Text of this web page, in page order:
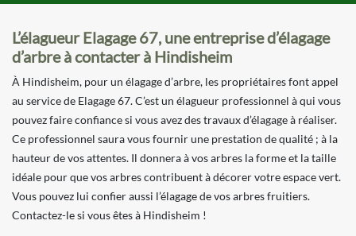
L’élagueur Elagage 67, une entreprise d’élagage
d’arbre à contacter à Hindisheim
À Hindisheim, pour un élagage d’arbre, les propriétaires font appel
au service de Elagage 67. C’est un élagueur professionnel à qui vous
pouvez faire confiance si vous avez des travaux d’élagage à réaliser.
Ce professionnel saura vous fournir une prestation de qualité ; à la
hauteur de vos attentes. Il donnera à vos arbres la forme et la taille
idéale pour que vos arbres contribuent à décorer votre espace vert.
Vous pouvez lui confier aussi l’élagage de vos arbres fruitiers.
Contactez-le si vous êtes à Hindisheim !